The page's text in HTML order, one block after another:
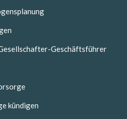
Geschäftsführer
kündigen